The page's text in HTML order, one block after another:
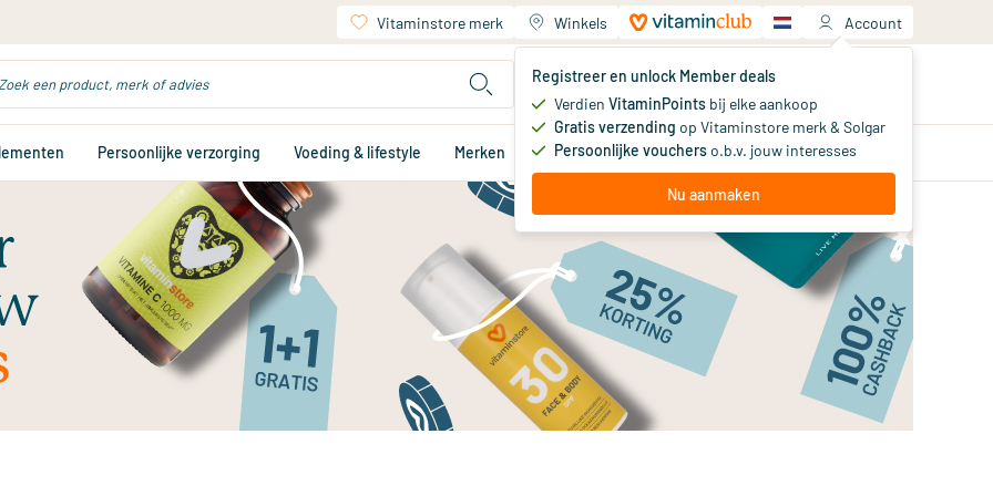
Vitaminstore merk Winkels Account
Registreer en unlock Member deals
Verdien VitaminPoints bij elke aankoop
Gratis verzending op Vitaminstore merk & Solgar
Persoonlijke voucherso.b.v. jouw interesses
Nu aanmaken
Jouw winkelwagen
Je hebt nog geen producten
Persoonlijke verzorging Voeding & lifestyle Merken Aanbiedingen Memberdeals